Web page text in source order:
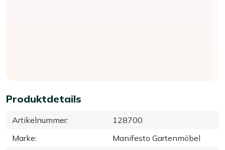
Produktdetails
Artikelnummer:
128700
Marke:
Manifesto Gartenmöbel